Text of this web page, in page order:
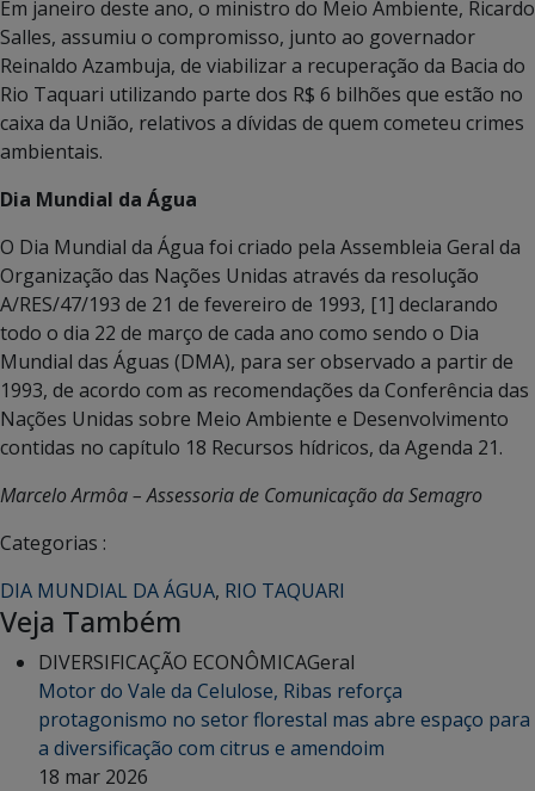
Em janeiro deste ano, o ministro do Meio Ambiente, Ricardo
Salles, assumiu o compromisso, junto ao governador
Reinaldo Azambuja, de viabilizar a recuperação da Bacia do
Rio Taquari utilizando parte dos R$ 6 bilhões que estão no
caixa da União, relativos a dívidas de quem cometeu crimes
ambientais.
Dia Mundial da Água
O Dia Mundial da Água foi criado pela Assembleia Geral da
Organização das Nações Unidas através da resolução
A/RES/47/193 de 21 de fevereiro de 1993, [1] declarando
todo o dia 22 de março de cada ano como sendo o Dia
Mundial das Águas (DMA), para ser observado a partir de
1993, de acordo com as recomendações da Conferência das
Nações Unidas sobre Meio Ambiente e Desenvolvimento
contidas no capítulo 18 Recursos hídricos, da Agenda 21.
Marcelo Armôa – Assessoria de Comunicação da Semagro
Categorias :
DIA MUNDIAL DA ÁGUA, RIO TAQUARI
Veja Também
DIVERSIFICAÇÃO ECONÔMICAGeral
Motor do Vale da Celulose, Ribas reforça
protagonismo no setor florestal mas abre espaço para
a diversificação com citrus e amendoim
18 mar 2026